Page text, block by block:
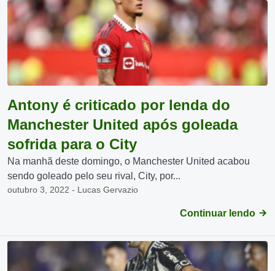
Antony é criticado por lenda do
Manchester United após goleada
sofrida para o City
Na manhã deste domingo, o Manchester United acabou
sendo goleado pelo seu rival, City, por...
outubro 3, 2022 - Lucas Gervazio
Continuar lendo